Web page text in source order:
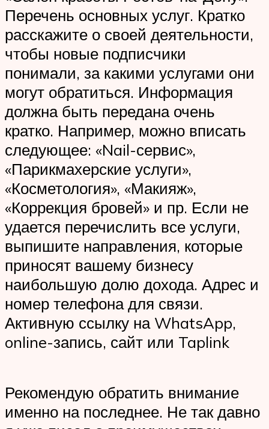
Перечень основных услуг. Кратко
расскажите о своей деятельности,
чтобы новые подписчики
понимали, за какими услугами они
могут обратиться. Информация
должна быть передана очень
кратко. Например, можно вписать
следующее: «Nail-сервис»,
«Парикмахерские услуги»,
«Косметология», «Макияж»,
«Коррекция бровей» и пр. Если не
удается перечислить все услуги,
выпишите направления, которые
приносят вашему бизнесу
наибольшую долю дохода. Адрес и
номер телефона для связи.
Активную ссылку на WhatsApp,
online-запись, сайт или Taplink
Рекомендую обратить внимание
именно на последнее. Не так давно